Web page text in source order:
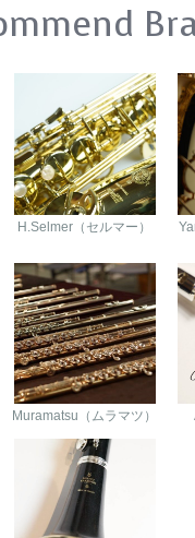
H.Selmer（セルマー）
Muramatsu（ムラマツ）